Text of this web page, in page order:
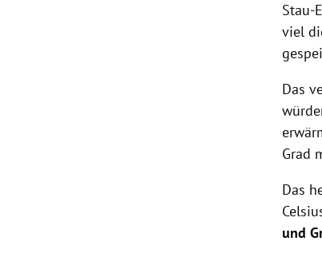
Stau-
viel
Das
Grad
Das
und